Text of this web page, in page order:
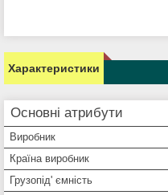
Характеристики
Основні атрибути
Виробник
Країна виробник
Грузопід' ємність